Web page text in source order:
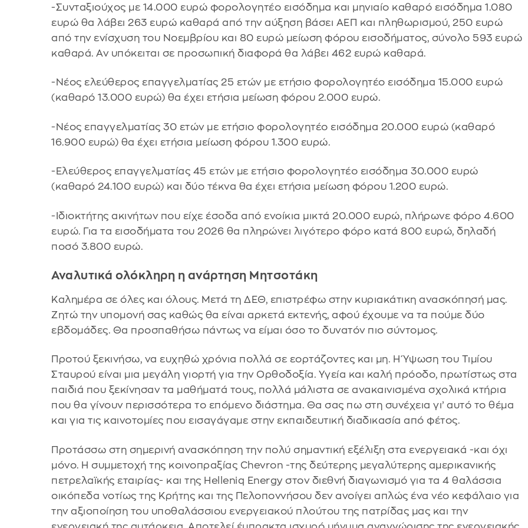
-Συνταξιούχος με 14.000 ευρώ φορολογητέο εισόδημα και μηνιαίο καθαρό εισόδημα 1.080
ευρώ θα λάβει 263 ευρώ καθαρά από την αύξηση βάσει ΑΕΠ και πληθωρισμού, 250 ευρώ
από την ενίσχυση του Νοεμβρίου και 80 ευρώ μείωση φόρου εισοδήματος, σύνολο 593 ευρώ
καθαρά. Αν υπόκειται σε προσωπική διαφορά θα λάβει 462 ευρώ καθαρά.
-Νέος ελεύθερος επαγγελματίας 25 ετών με ετήσιο φορολογητέο εισόδημα 15.000 ευρώ
(καθαρό 13.000 ευρώ) θα έχει ετήσια μείωση φόρου 2.000 ευρώ.
-Νέος επαγγελματίας 30 ετών με ετήσιο φορολογητέο εισόδημα 20.000 ευρώ (καθαρό
16.900 ευρώ) θα έχει ετήσια μείωση φόρου 1.300 ευρώ.
-Ελεύθερος επαγγελματίας 45 ετών με ετήσιο φορολογητέο εισόδημα 30.000 ευρώ
(καθαρό 24.100 ευρώ) και δύο τέκνα θα έχει ετήσια μείωση φόρου 1.200 ευρώ.
-Ιδιοκτήτης ακινήτων που είχε έσοδα από ενοίκια μικτά 20.000 ευρώ, πλήρωνε φόρο 4.600
ευρώ. Για τα εισοδήματα του 2026 θα πληρώνει λιγότερο φόρο κατά 800 ευρώ, δηλαδή
ποσό 3.800 ευρώ.
Αναλυτικά ολόκληρη η ανάρτηση Μητσοτάκη
Καλημέρα σε όλες και όλους. Μετά τη ΔΕΘ, επιστρέφω στην κυριακάτικη ανασκόπησή μας.
Ζητώ την υπομονή σας καθώς θα είναι αρκετά εκτενής, αφού έχουμε να τα πούμε δύο
εβδομάδες. Θα προσπαθήσω πάντως να είμαι όσο το δυνατόν πιο σύντομος.
Προτού ξεκινήσω, να ευχηθώ χρόνια πολλά σε εορτάζοντες και μη. Η Ύψωση του Τιμίου
Σταυρού είναι μια μεγάλη γιορτή για την Ορθοδοξία. Υγεία και καλή πρόοδο, πρωτίστως στα
παιδιά που ξεκίνησαν τα μαθήματά τους, πολλά μάλιστα σε ανακαινισμένα σχολικά κτήρια
που θα γίνουν περισσότερα το επόμενο διάστημα. Θα σας πω στη συνέχεια γι’ αυτό το θέμα
και για τις καινοτομίες που εισαγάγαμε στην εκπαιδευτική διαδικασία από φέτος.
Προτάσσω στη σημερινή ανασκόπηση την πολύ σημαντική εξέλιξη στα ενεργειακά -και όχι
μόνο. Η συμμετοχή της κοινοπραξίας Chevron -της δεύτερης μεγαλύτερης αμερικανικής
πετρελαϊκής εταιρίας- και της Helleniq Energy στον διεθνή διαγωνισμό για τα 4 θαλάσσια
οικόπεδα νοτίως της Κρήτης και της Πελοποννήσου δεν ανοίγει απλώς ένα νέο κεφάλαιο για
την αξιοποίηση του υποθαλάσσιου ενεργειακού πλούτου της πατρίδας μας και την